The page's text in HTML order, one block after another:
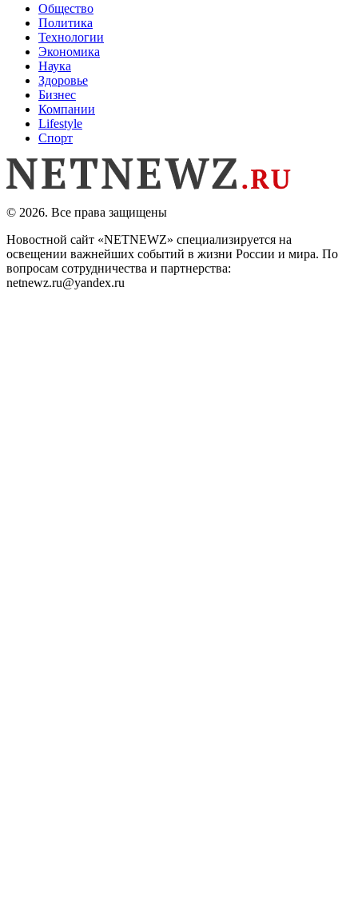
Общество
Политика
Технологии
Экономика
Наука
Здоровье
Бизнес
Компании
Lifestyle
Спорт
© 2026. Все права защищены
Новостной сайт «NETNEWZ» специализируется на
освещении важнейших событий в жизни России и мира. По
вопросам сотрудничества и партнерства:
netnewz.ru@yandex.ru